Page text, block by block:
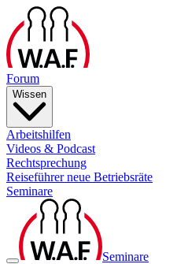
Forum
Wissen
Arbeitshilfen
Videos & Podcast
Rechtsprechung
Reiseführer neue Betriebsräte
Seminare
Seminare